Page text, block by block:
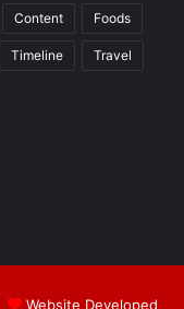
Content Foods
Timeline Travel
Website Developed